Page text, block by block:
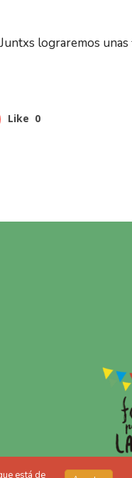
lograremos unas
Like 0
está de